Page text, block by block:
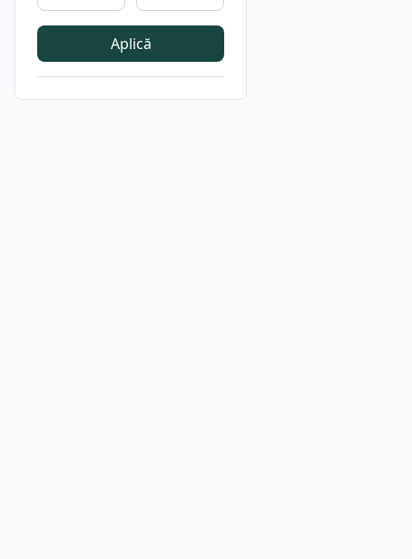
Aplică